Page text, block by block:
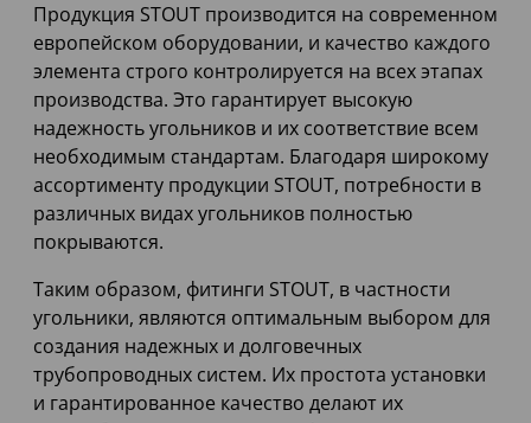
Продукция STOUT производится на современном
европейском оборудовании, и качество каждого
элемента строго контролируется на всех этапах
производства. Это гарантирует высокую
надежность угольников и их соответствие всем
необходимым стандартам. Благодаря широкому
ассортименту продукции STOUT, потребности в
различных видах угольников полностью
покрываются.
Таким образом, фитинги STOUT, в частности
угольники, являются оптимальным выбором для
создания надежных и долговечных
трубопроводных систем. Их простота установки
и гарантированное качество делают их